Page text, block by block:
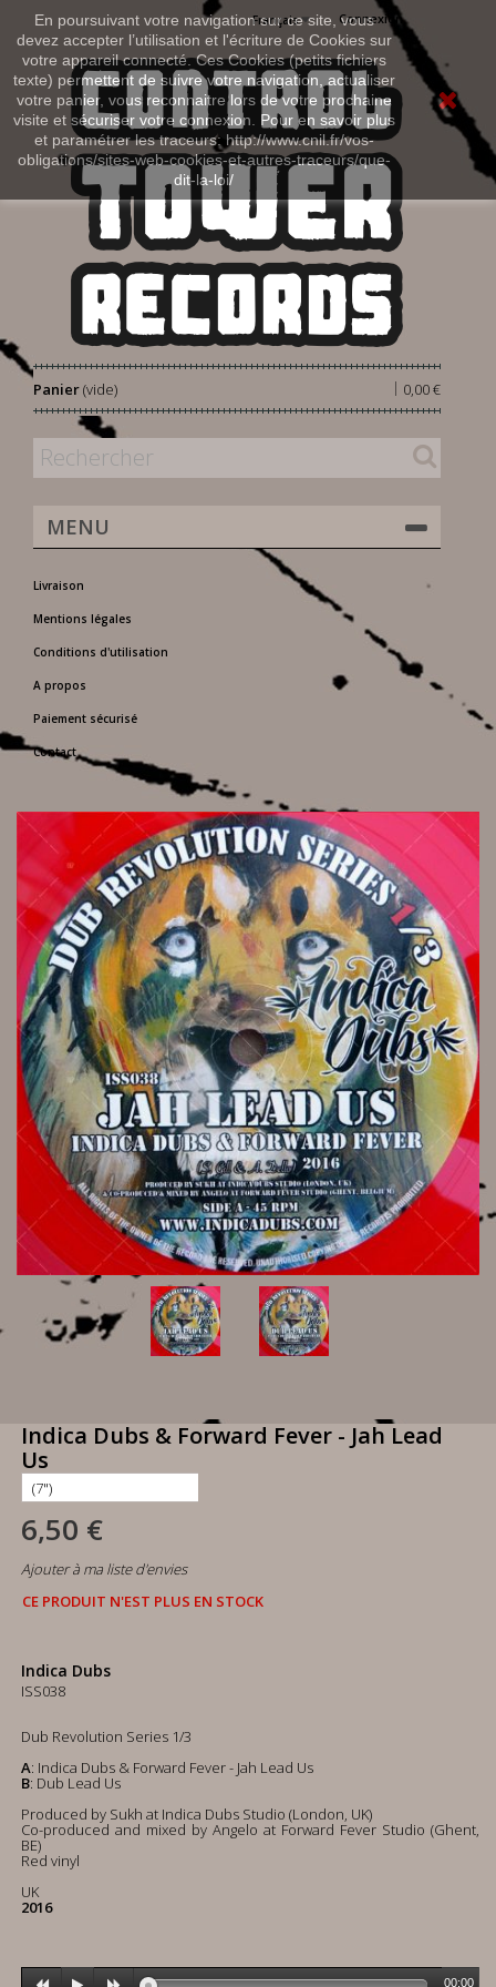
En poursuivant votre navigation sur ce site, vous
devez accepter l’utilisation et l'écriture de Cookies sur
votre appareil connecté. Ces Cookies (petits fichiers
texte) permettent de suivre votre navigation, actualiser
votre panier, vous reconnaitre lors de votre prochaine
visite et sécuriser votre connexion. Pour en savoir plus
et paramétrer les traceurs: http://www.cnil.fr/vos-
obligations/sites-web-cookies-et-autres-traceurs/que-
dit-la-loi/
Connexion
Français
Panier 0,00 €
|
(vide)
MENU
Livraison
Mentions légales
Conditions d'utilisation
A propos
Paiement sécurisé
Contact
Indica Dubs & Forward Fever - Jah Lead
Us
6,50 €
Ajouter à ma liste d'envies
CE PRODUIT N'EST PLUS EN STOCK
Indica Dubs
ISS038
Dub Revolution Series 1/3
A: Indica Dubs & Forward Fever - Jah Lead Us
B: Dub Lead Us
Produced by Sukh at Indica Dubs Studio (London, UK)
Co-produced and mixed by Angelo at Forward Fever Studio (Ghent,
BE)
Red vinyl
UK
2016
00:00